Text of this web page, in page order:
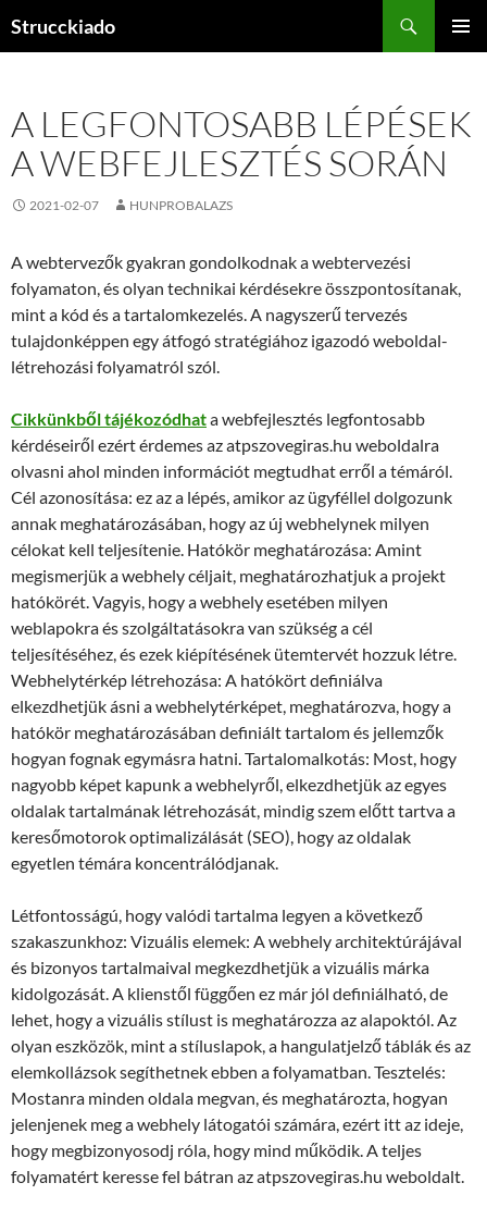
Strucckiado
A LEGFONTOSABB LÉPÉSEK
A WEBFEJLESZTÉS SORÁN
2021-02-07 HUNPROBALAZS
A webtervezők gyakran gondolkodnak a webtervezési
folyamaton, és olyan technikai kérdésekre összpontosítanak,
mint a kód és a tartalomkezelés. A nagyszerű tervezés
tulajdonképpen egy átfogó stratégiához igazodó weboldal-
létrehozási folyamatról szól.
Cikkünkből tájékozódhata webfejlesztés legfontosabb
kérdéseiről ezért érdemes az atpszovegiras.hu weboldalra
olvasni ahol minden információt megtudhat erről a témáról.
Cél azonosítása: ez az a lépés, amikor az ügyféllel dolgozunk
annak meghatározásában, hogy az új webhelynek milyen
célokat kell teljesítenie. Hatókör meghatározása: Amint
megismerjük a webhely céljait, meghatározhatjuk a projekt
hatókörét. Vagyis, hogy a webhely esetében milyen
weblapokra és szolgáltatásokra van szükség a cél
teljesítéséhez, és ezek kiépítésének ütemtervét hozzuk létre.
Webhelytérkép létrehozása: A hatókört definiálva
elkezdhetjük ásni a webhelytérképet, meghatározva, hogy a
hatókör meghatározásában definiált tartalom és jellemzők
hogyan fognak egymásra hatni. Tartalomalkotás: Most, hogy
nagyobb képet kapunk a webhelyről, elkezdhetjük az egyes
oldalak tartalmának létrehozását, mindig szem előtt tartva a
keresőmotorok optimalizálását (SEO), hogy az oldalak
egyetlen témára koncentrálódjanak.
Létfontosságú, hogy valódi tartalma legyen a következő
szakaszunkhoz: Vizuális elemek: A webhely architektúrájával
és bizonyos tartalmaival megkezdhetjük a vizuális márka
kidolgozását. A klienstől függően ez már jól definiálható, de
lehet, hogy a vizuális stílust is meghatározza az alapoktól. Az
olyan eszközök, mint a stíluslapok, a hangulatjelző táblák és az
elemkollázsok segíthetnek ebben a folyamatban. Tesztelés:
Mostanra minden oldala megvan, és meghatározta, hogyan
jelenjenek meg a webhely látogatói számára, ezért itt az ideje,
hogy megbizonyosodj róla, hogy mind működik. A teljes
folyamatért keresse fel bátran az atpszovegiras.hu weboldalt.